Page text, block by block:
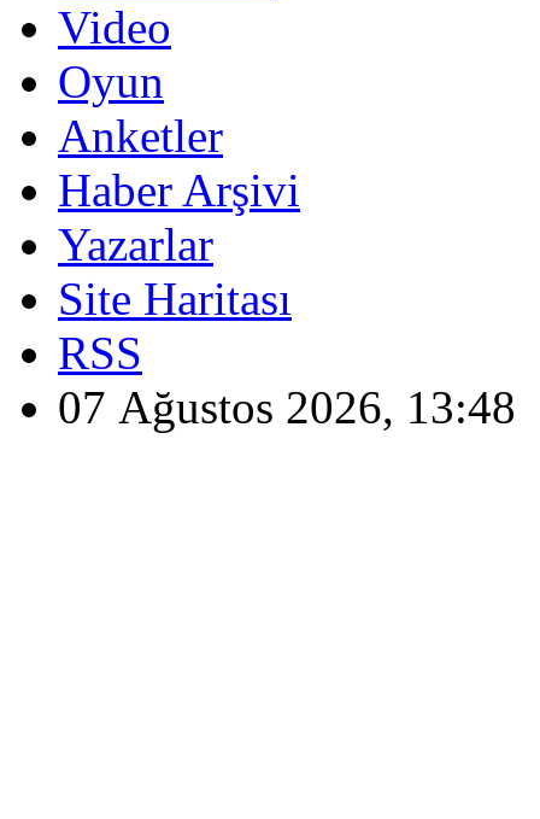
Video
Oyun
Anketler
Haber Arşivi
Yazarlar
Site Haritası
RSS
07 Ağustos 2026, 13:48